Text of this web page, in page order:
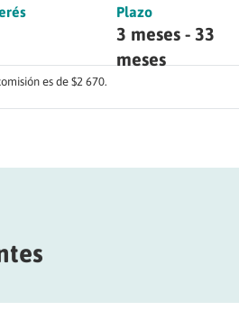
Plazo
3 meses - 33
meses
es de $2 670.